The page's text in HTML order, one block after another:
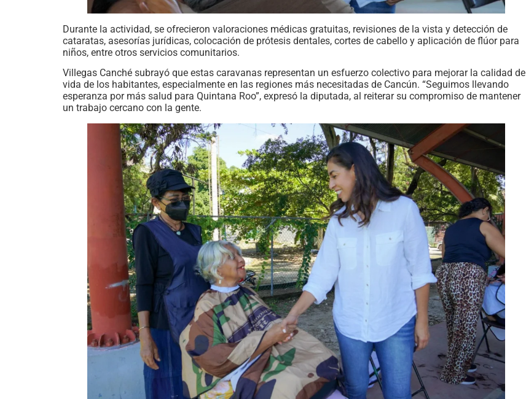
Durante la actividad, se ofrecieron valoraciones médicas gratuitas, revisiones de la vista y detección de
cataratas, asesorías jurídicas, colocación de prótesis dentales, cortes de cabello y aplicación de flúor para
niños, entre otros servicios comunitarios.
Villegas Canché subrayó que estas caravanas representan un esfuerzo colectivo para mejorar la calidad de
vida de los habitantes, especialmente en las regiones más necesitadas de Cancún. “Seguimos llevando
esperanza por más salud para Quintana Roo”, expresó la diputada, al reiterar su compromiso de mantener
un trabajo cercano con la gente.